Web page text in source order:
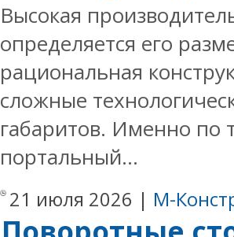
Высокая
определяется его
рациональная
сложные
габаритов. Именно по
портальный...
21 июля 2026 | М-